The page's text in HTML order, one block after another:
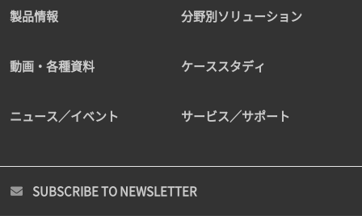
製品情報 分野別ソリューション
動画・各種資料 ケーススタディ
ニュース／イベント サービス／サポート
SUBSCRIBE TO NEWSLETTER